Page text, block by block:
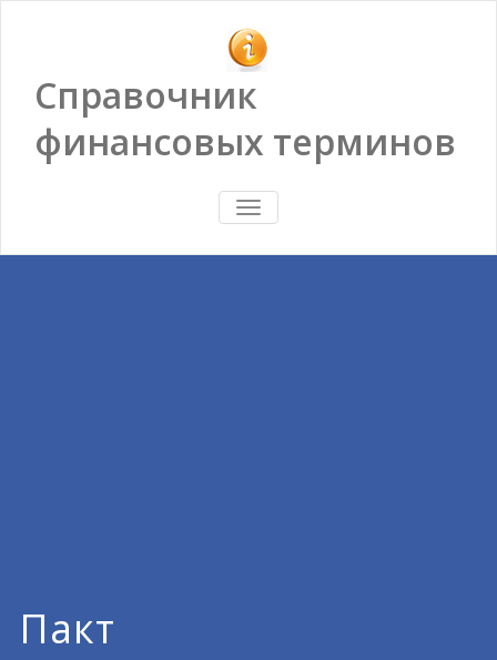
Справочник
финансовых терминов
ПОКАЗАТЬ/
СКРЫТЬ
Пакт